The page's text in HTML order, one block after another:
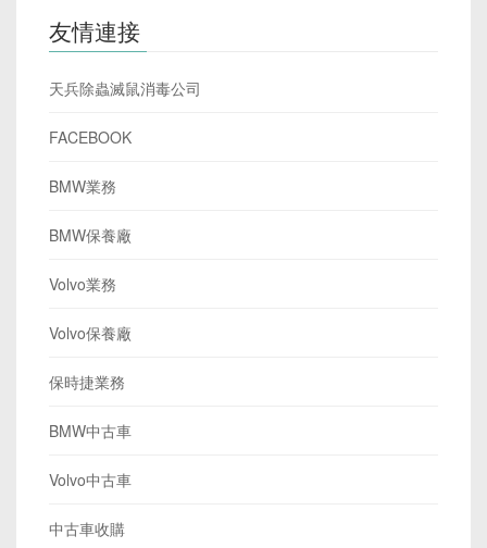
友情連接
天兵除蟲滅鼠消毒公司
FACEBOOK
BMW業務
BMW保養廠
Volvo業務
Volvo保養廠
保時捷業務
BMW中古車
Volvo中古車
中古車收購